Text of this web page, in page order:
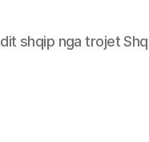
shqip nga trojet